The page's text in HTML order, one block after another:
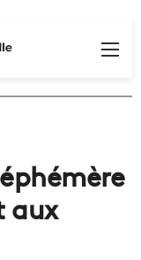
aux